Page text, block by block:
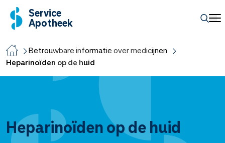
Service
Apotheek
Betrouwbare informatie over medicijnen
Heparinoïden op de huid
Heparinoïden op de huid